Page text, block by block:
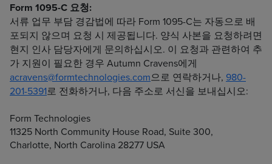
Form 1095-C 요청:
서류 업무 부담 경감법에 따라 Form 1095-C는 자동으로 배
포되지 않으며 요청 시 제공됩니다. 양식 사본을 요청하려면
현지 인사 담당자에게 문의하십시오. 이 요청과 관련하여 추
가 지원이 필요한 경우 Autumn Cravens에게
acravens@formtechnologies.com으로 연락하거나, 980-
201-5391로 전화하거나, 다음 주소로 서신을 보내십시오:
Form Technologies
11325 North Community House Road, Suite 300,
Charlotte, North Carolina 28277 USA